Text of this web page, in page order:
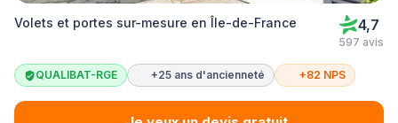
Volets et portes sur-mesure en Île-de-France 4,7
597 avis
QUALIBAT-RGE +25 ans d'ancienneté +82 NPS